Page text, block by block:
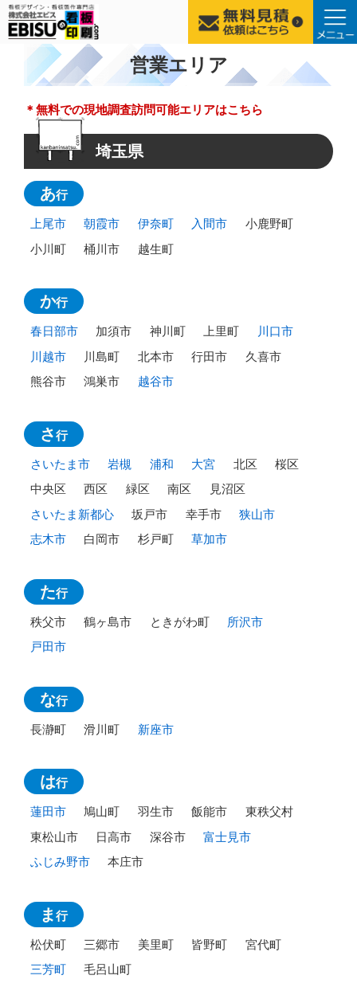
営業エリア
＊無料での現地調査訪問可能エリアはこちら
埼玉県
あ行
上尾市 朝霞市 伊奈町 入間市
小鹿野町
小川町
桶川市 越生町
か行
春日部市 加須市 神川町 上里町
川口市
川越市
川島町 北本市 行田市
久喜市
熊谷市
鴻巣市 越谷市
さ行
さいたま市 岩槻 浦和 大宮 北区
桜区
中央区
西区 緑区 南区
見沼区
さいたま新都心
坂戸市 幸手市
狭山市
志木市
白岡市 杉戸町 草加市
た行
秩父市 鶴ヶ島市 ときがわ町
所沢市
戸田市
な行
長瀞町 滑川町 新座市
は行
蓮田市 鳩山町 羽生市 飯能市
東秩父村
東松山市
日高市 深谷市
富士見市
ふじみ野市
本庄市
ま 行
松伏町 三郷市 美里町 皆野町
宮代町
三芳町
毛呂山町